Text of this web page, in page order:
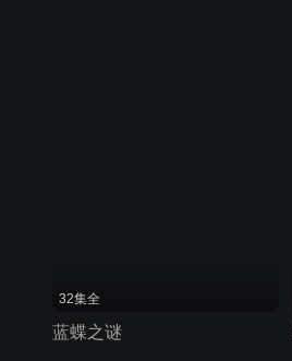
32集全
蓝蝶之谜